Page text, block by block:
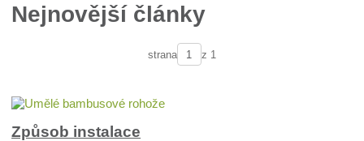
Nejnovější články
strana z 1
Způsob instalace